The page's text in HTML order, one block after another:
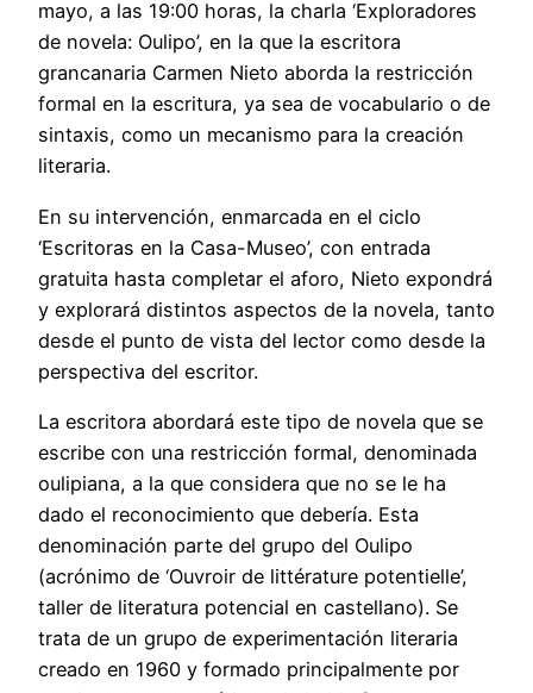
mayo, a las 19:00 horas, la charla ‘Exploradores
de novela: Oulipo’, en la que la escritora
grancanaria Carmen Nieto aborda la restricción
formal en la escritura, ya sea de vocabulario o de
sintaxis, como un mecanismo para la creación
literaria.
En su intervención, enmarcada en el ciclo
‘Escritoras en la Casa-Museo’, con entrada
gratuita hasta completar el aforo, Nieto expondrá
y explorará distintos aspectos de la novela, tanto
desde el punto de vista del lector como desde la
perspectiva del escritor.
La escritora abordará este tipo de novela que se
escribe con una restricción formal, denominada
oulipiana, a la que considera que no se le ha
dado el reconocimiento que debería. Esta
denominación parte del grupo del Oulipo
(acrónimo de ‘Ouvroir de littérature potentielle’,
taller de literatura potencial en castellano). Se
trata de un grupo de experimentación literaria
creado en 1960 y formado principalmente por